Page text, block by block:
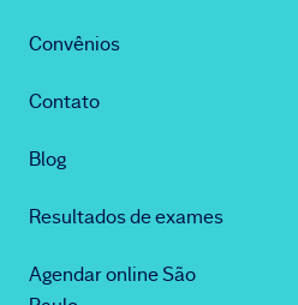
Convênios
Contato
Blog
Resultados de exames
Agendar online São